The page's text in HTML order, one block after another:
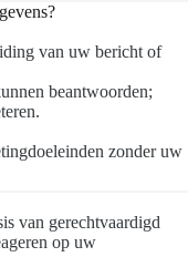
van uw bericht of
beantwoorden;
zonder uw
van gerechtvaardigd
op uw